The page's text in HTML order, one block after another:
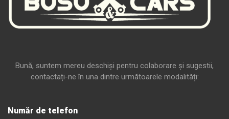
Bună, suntem mereu deschiși pentru colaborare și sugestii,
contactați-ne în una dintre următoarele modalități:
Număr de telefon